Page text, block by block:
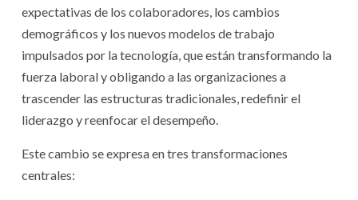
expectativas de los colaboradores, los cambios
demográficos y los nuevos modelos de trabajo
impulsados por la tecnología, que están transformando la
fuerza laboral y obligando a las organizaciones a
trascender las estructuras tradicionales, redefinir el
liderazgo y reenfocar el desempeño.
Este cambio se expresa en tres transformaciones
centrales: